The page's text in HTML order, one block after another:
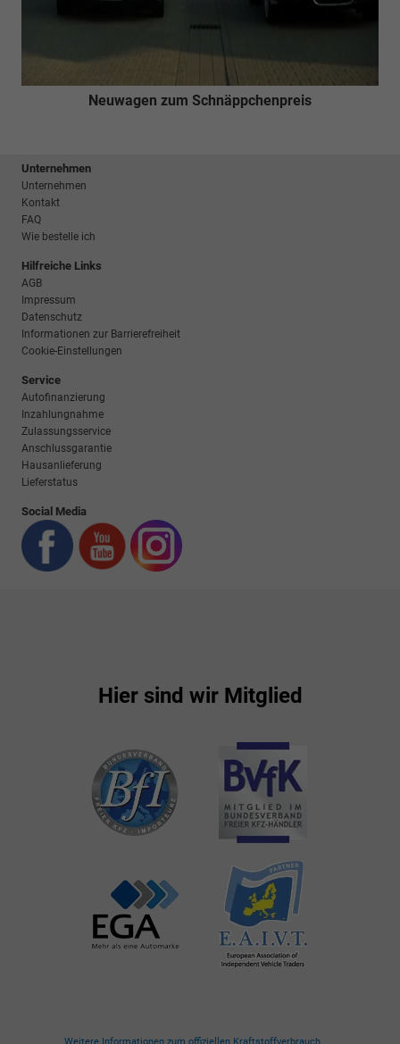
Neuwagen zum Schnäppchenpreis
Unternehmen
Unternehmen
Kontakt
FAQ
Wie bestelle ich
Hilfreiche Links
AGB
Impressum
Datenschutz
Informationen zur Barrierefreiheit
Cookie-Einstellungen
Service
Autofinanzierung
Inzahlungnahme
Zulassungsservice
Anschlussgarantie
Hausanlieferung
Lieferstatus
Social Media
Hier sind wir Mitglied
Weitere Informationen zum offiziellen Kraftstoffverbrauch